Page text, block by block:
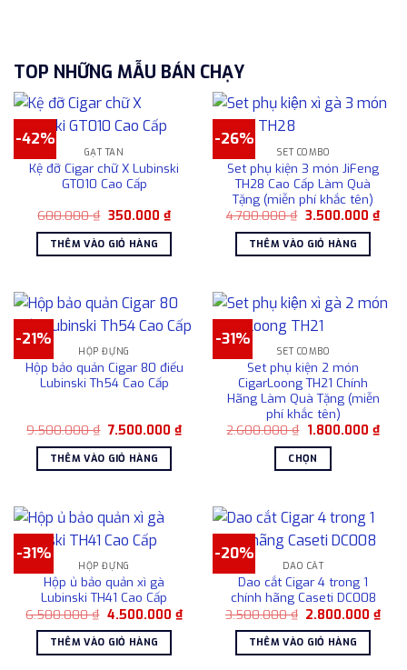
TOP NHỮNG MẪU BÁN CHẠY
-42%
GẠT TÀN
Kệ đỡ Cigar chữ X Lubinski
GT010 Cao Cấp
600.000₫ Giá
là:
600.000 ₫.
350.000 ₫Giá
hiện
tại
350.000 ₫.
THÊM VÀO GIỎ HÀNG
-26%
SET COMBO
Set phụ kiện 3 món JiFeng
TH28 Cao Cấp Làm Quà
Tặng (miễn phí khắc tên)
4.700.000₫ Giá
là:
4.700.000 ₫.
3.500.000 ₫Giá
hiện
THÊM VÀO GIỎ HÀNG
-21%
HỘP ĐỰNG
Hộp bảo quản Cigar 80 điếu
Lubinski Th54 Cao Cấp
9.500.000₫ Giá
là:
9.500.000 ₫.
7.500.000 ₫Giá
hiện
THÊM VÀO GIỎ HÀNG
-31%
SET COMBO
Set phụ kiện 2 món
CigarLoong TH21 Chính
Hãng Làm Quà Tặng (miễn
phí khắc tên)
2.600.000₫ Giá
là:
2.600.000 ₫.
1.800.000 ₫Giá
hiện
CHỌN
này
có
biến
thể.
Các
tùy
chọn
-31%
HỘP ĐỰNG
Hộp ủ bảo quản xì gà
Lubinski TH41 Cao Cấp
6.500.000₫ Giá
là:
6.500.000 ₫.
4.500.000 ₫Giá
hiện
4.500.000 ₫.
THÊM VÀO GIỎ HÀNG
-20%
DAO CẮT
Dao cắt Cigar 4 trong 1
chính hãng Caseti DC008
3.500.000₫ Giá
là:
3.500.000 ₫.
2.800.000₫Giá
hiện
THÊM VÀO GIỎ HÀNG